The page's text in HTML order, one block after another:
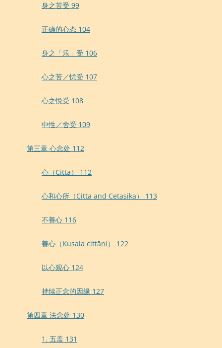
身之苦受 99
正确的心态 104
身之「乐」受 106
心之苦／忧受 107
心之悦受 108
中性／舍受 109
第三章 心念处 112
心（Citta） 112
心和心所（Citta and Cetasika） 113
不善心 116
善心（Kusala cittāni） 122
以心观心 124
持续正念的因缘 127
第四章 法念处 130
1. 五盖 131